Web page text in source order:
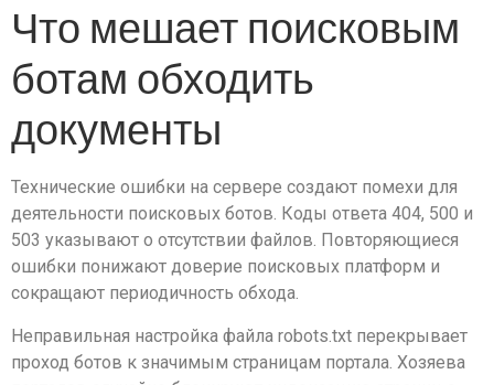
Что мешает поисковым
ботам обходить
документы
Технические ошибки на сервере создают помехи для
деятельности поисковых ботов. Коды ответа 404, 500 и
503 указывают о отсутствии файлов. Повторяющиеся
ошибки понижают доверие поисковых платформ и
сокращают периодичность обхода.
Неправильная настройка файла robots.txt перекрывает
проход ботов к значимым страницам портала. Хозяева